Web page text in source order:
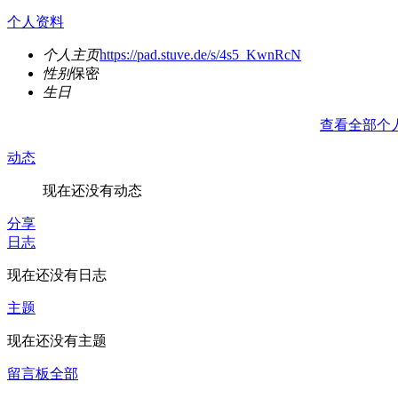
个人资料
个人主页https://pad.stuve.de/s/4s5_KwnRcN
性别保密
生日
查看全部个
动态
现在还没有动态
分享
日志
现在还没有日志
主题
现在还没有主题
留言板全部